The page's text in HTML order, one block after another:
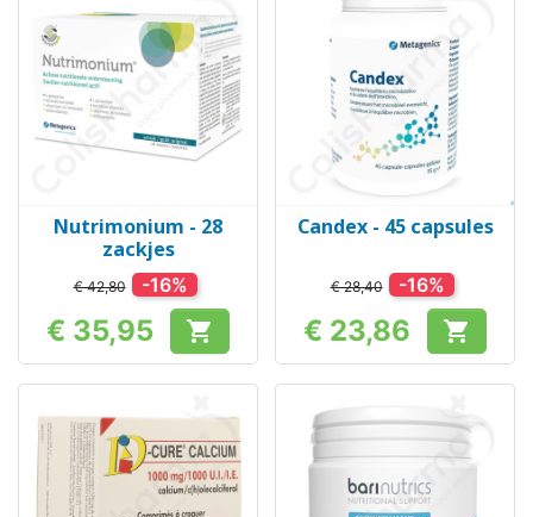
Nutrimonium - 28
zackjes
€ 42,80 -16%
Prijs
€ 35,95 
Candex - 45 capsules
€ 28,40 -16%
Prijs
€ 23,86 